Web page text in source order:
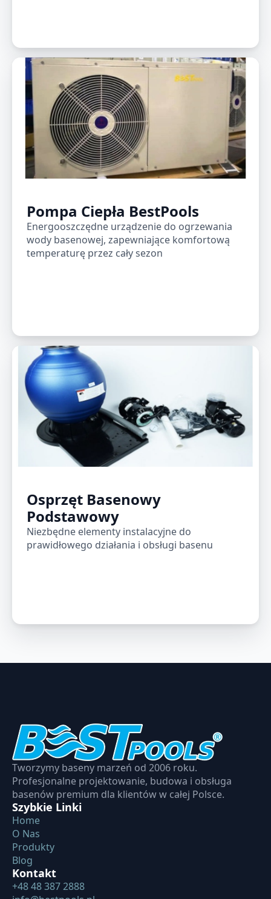
Pompa Ciepła BestPools
Energooszczędne urządzenie do ogrzewania
wody basenowej, zapewniające komfortową
temperaturę przez cały sezon
Osprzęt Basenowy
Podstawowy
Niezbędne elementy instalacyjne do
prawidłowego działania i obsługi basenu
Tworzymy baseny marzeń od 2006 roku.
Profesjonalne projektowanie, budowa i obsługa
basenów premium dla klientów w całej Polsce.
Szybkie Linki
Home
O Nas
Produkty
Blog
Kontakt
+48 48 387 2888